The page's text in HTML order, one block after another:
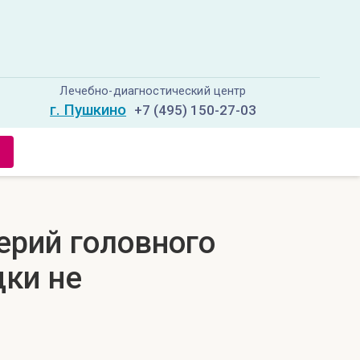
Лечебно-диагностический центр
г. Пушкино +7 (495) 150-27-03
головного
не